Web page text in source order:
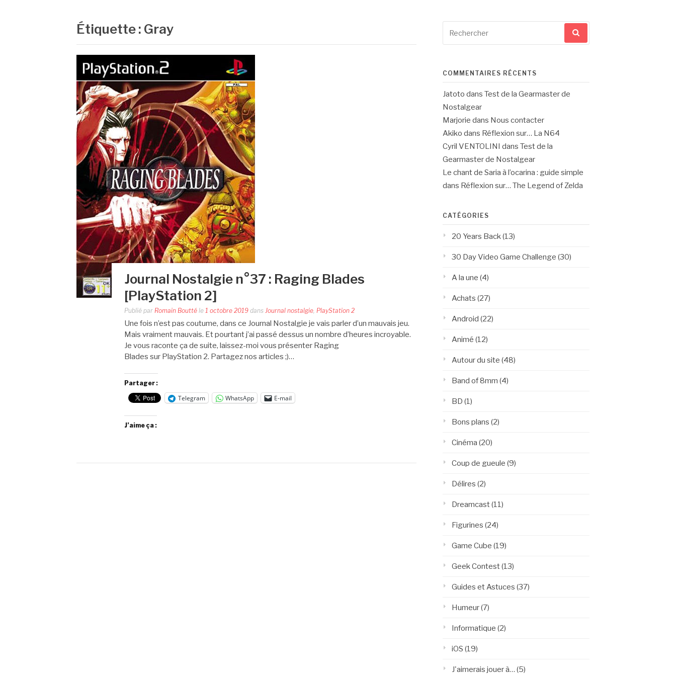
Étiquette : Gray
Journal Nostalgie n°37 : Raging Blades
[PlayStation 2]
Publié par Romain Boutté le 1 octobre 2019 dans Journal nostalgie PlayStation 2
Une fois n’est pas coutume, dans ce Journal Nostalgie je vais parler d’un mauvais jeu.
Mais vraiment mauvais. Et pourtant j’ai passé dessus un nombre d’heures incroyable.
Je vous raconte ça de suite, laissez-moi vous présenter Raging
Blades sur PlayStation 2. Partagez nos articles ;)…
Partager :
Telegram WhatsApp E-mail
J’aime ça :
pour
COMMENTAIRES RÉCENTS
Jatoto dans Test de la Gearmaster de
Nostalgear
Marjorie dans Nous contacter
Akiko dans Réflexion sur… La N64
Cyril VENTOLINI dans Test de la
Gearmaster de Nostalgear
Le chant de Saria à l’ocarina : guide simple
dans Réflexion sur… The Legend of Zelda
CATÉGORIES
20 Years Back (13)
30 Day Video Game Challenge (30)
A la une (4)
Achats (27)
Android (22)
Animé (12)
Autour du site (48)
Band of 8mm (4)
BD (1)
Bons plans (2)
Cinéma (20)
Coup de gueule (9)
Délires (2)
Dreamcast(11)
Figurines (24)
Game Cube (19)
Geek Contest(13)
Guides et Astuces (37)
Humeur(7)
Informatique (2)
iOS (19)
J'aimerais jouer à… (5)